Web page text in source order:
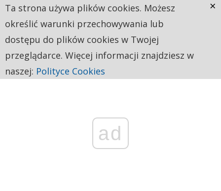
ad
Ta strona używa plików cookies. Możesz
określić warunki przechowywania lub
dostępu do plików cookies w Twojej
przeglądarce. Więcej informacji znajdziesz w
naszej: Polityce Cookies
×